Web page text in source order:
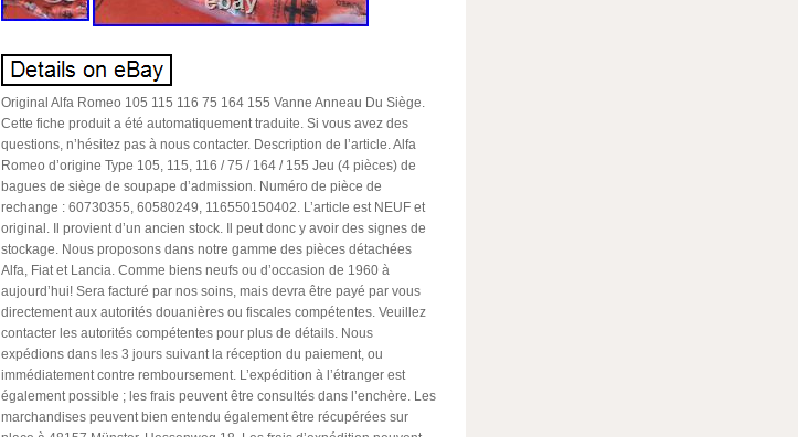
Original Alfa Romeo 105 115 116 75 164 155 Vanne Anneau Du Siège.
Cette fiche produit a été automatiquement traduite. Si vous avez des
questions, n’hésitez pas à nous contacter. Description de l’article. Alfa
Romeo d’origine Type 105, 115, 116 / 75 / 164 / 155 Jeu (4 pièces) de
bagues de siège de soupape d’admission. Numéro de pièce de
rechange : 60730355, 60580249, 116550150402. L’article est NEUF et
original. Il provient d’un ancien stock. Il peut donc y avoir des signes de
stockage. Nous proposons dans notre gamme des pièces détachées
Alfa, Fiat et Lancia. Comme biens neufs ou d’occasion de 1960 à
aujourd’hui! Sera facturé par nos soins, mais devra être payé par vous
directement aux autorités douanières ou fiscales compétentes. Veuillez
contacter les autorités compétentes pour plus de détails. Nous
expédions dans les 3 jours suivant la réception du paiement, ou
immédiatement contre remboursement. L’expédition à l’étranger est
également possible ; les frais peuvent être consultés dans l’enchère. Les
marchandises peuvent bien entendu également être récupérées sur